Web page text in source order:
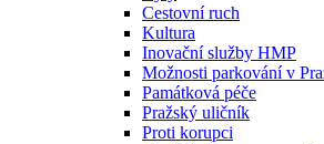
Cestovní ruch
Kultura
Inovační služby HMP
Možnosti parkování v
Památková péče
Pražský uličník
Proti korupci